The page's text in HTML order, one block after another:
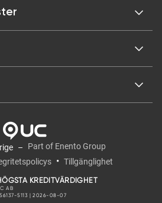
Part of Enento Group
Tillgänglighet